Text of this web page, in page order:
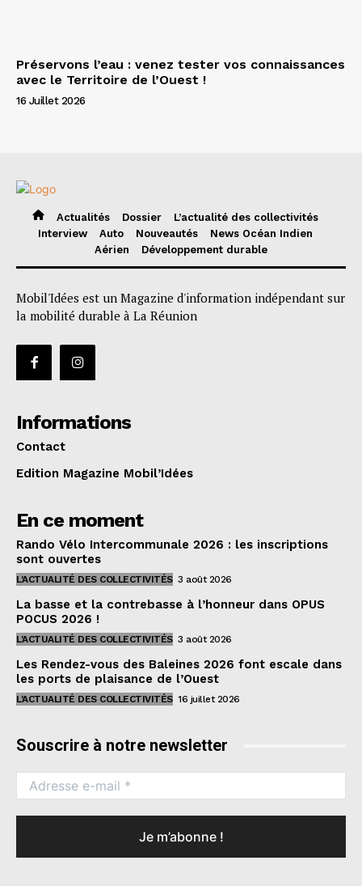
Préservons l’eau : venez tester vos connaissances
avec le Territoire de l’Ouest !
16 Juillet 2026
Actualités Dossier
L’actualité des collectivités
Interview
Auto Nouveautés
News Océan Indien
Aérien
Développement durable
Mobil'Idées est un Magazine d'information indépendant sur
la mobilité durable à La Réunion
Informations
Contact
Edition Magazine Mobil’Idées
En ce moment
Rando Vélo Intercommunale 2026 : les inscriptions
sont ouvertes
L'ACTUALITÉ DES COLLECTIVITÉS 3 août 2026
La basse et la contrebasse à l’honneur dans OPUS
POCUS 2026 !
L'ACTUALITÉ DES COLLECTIVITÉS 3 août 2026
Les Rendez-vous des Baleines 2026 font escale dans
les ports de plaisance de l’Ouest
L'ACTUALITÉ DES COLLECTIVITÉS 16 juillet 2026
Souscrire à notre newsletter